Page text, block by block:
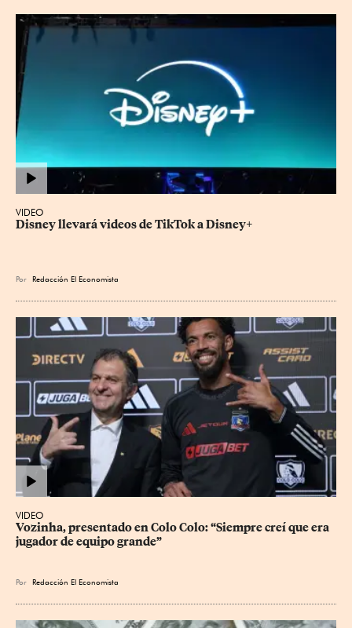
VIDEO
Disney llevará videos de TikTok a Disney+
Por Redacción El Economista
VIDEO
Vozinha, presentado en Colo Colo: “Siempre creí que era
jugador de equipo grande”
Por Redacción El Economista